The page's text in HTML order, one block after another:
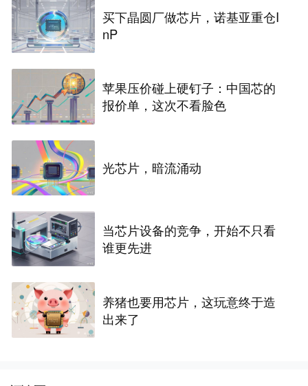
买下晶圆厂做芯片，诺基亚重仓I
nP
苹果压价碰上硬钉子：中国芯的
报价单，这次不看脸色
光芯片，暗流涌动
当芯片设备的竞争，开始不只看
谁更先进
养猪也要用芯片，这玩意终于造
出来了